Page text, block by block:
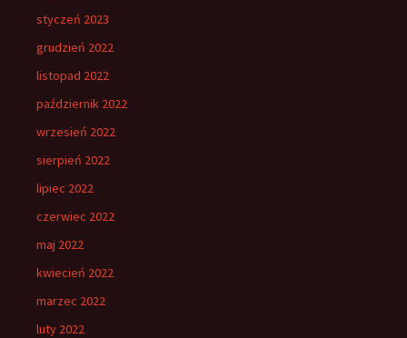
styczeń 2023
grudzień 2022
listopad 2022
październik 2022
wrzesień 2022
sierpień 2022
lipiec 2022
czerwiec 2022
maj 2022
kwiecień 2022
marzec 2022
luty 2022